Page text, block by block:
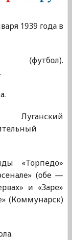
1939 года в
(футбол).
«Торпедо»
(обе —
и «Заре»
(Коммунарск)